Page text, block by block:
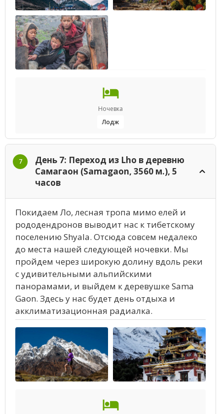
Ночевка
Лодж
7
День 7: Переход из Lho в деревню
Самагаон (Samagaon, 3560 м.), 5
часов
Покидаем Ло, лесная тропа мимо елей и
рододендронов выводит нас к тибетскому
поселению Shyala. Отсюда совсем недалеко
до места нашей следующей ночевки. Мы
пройдем через широкую долину вдоль реки
с удивительными альпийскими
панорамами, и выйдем к деревушке Sama
Gaon. Здесь у нас будет день отдыха и
акклиматизационная радиалка.